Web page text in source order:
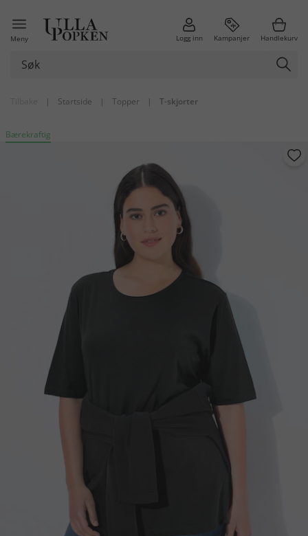
Meny Logg inn Kampanjer Handlekurv
| Startside | Topper | T-skjorter
Bærekraftig